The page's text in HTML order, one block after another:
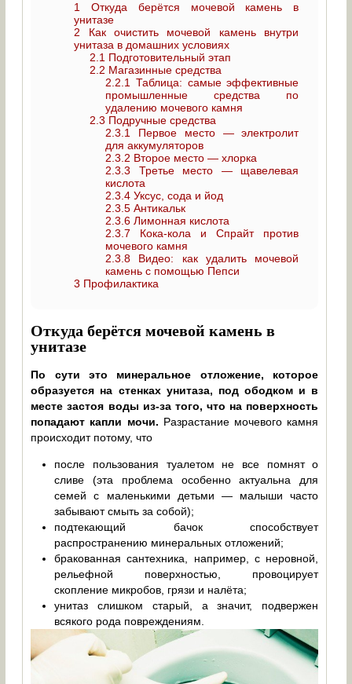
1
Откуда берётся мочевой камень в
унитазе
2 Как очистить мочевой камень внутри
унитаза в домашних условиях
2.1 Подготовительный этап
2.2 Магазинные средства
2.2.1
Таблица: самые эффективные
промышленные средства по
удалению мочевого камня
2.3 Подручные средства
2.3.1
Первое место — электролит
для аккумуляторов
2.3.2 Второе место — хлорка
2.3.3 Третье место — щавелевая
кислота
2.3.4 Уксус, сода и йод
2.3.5 Антикальк
2.3.6 Лимонная кислота
2.3.7 Кока-кола и Спрайт против
мочевого камня
2.3.8 Видео: как удалить мочевой
камень с помощью Пепси
3 Профилактика
Откуда берётся мочевой камень в
унитазе
По сути это минеральное отложение, которое
образуется на стенках унитаза, под ободком и в
месте застоя воды из-за того, что на поверхность
попадают капли мочи. Разрастание мочевого камня
происходит потому, что
после пользования туалетом не все помнят о
сливе (эта проблема особенно актуальна для
семей с маленькими детьми — малыши часто
забывают смыть за собой);
подтекающий бачок способствует
распространению минеральных отложений;
бракованная сантехника, например, с неровной,
рельефной поверхностью, провоцирует
скопление микробов, грязи и налёта;
унитаз слишком старый, а значит, подвержен
всякого рода повреждениям.